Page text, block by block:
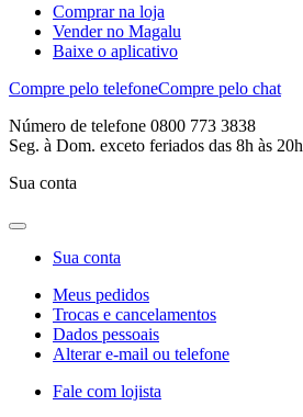
Comprar na loja
Vender no Magalu
Baixe o aplicativo
Compre pelo telefoneCompre pelo chat
Número de telefone 0800 773 3838
Seg. à Dom. exceto feriados das 8h às 20h
Sua conta
Sua conta
Meus pedidos
Trocas e cancelamentos
Dados pessoais
Alterar e-mail ou telefone
Fale com lojista